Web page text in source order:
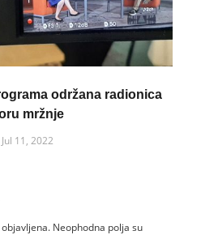
održana radionica
mržnje
Jul 11, 2022
Neophodna polja su